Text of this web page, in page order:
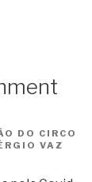
DO CIRCO
VAZ